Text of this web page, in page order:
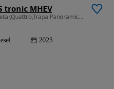
tronic MHEV
1968 cm3 • 204 CP • Primul proprietar,Quattro,Trapa Panoramica,Camera Marsarier,Piele
2023